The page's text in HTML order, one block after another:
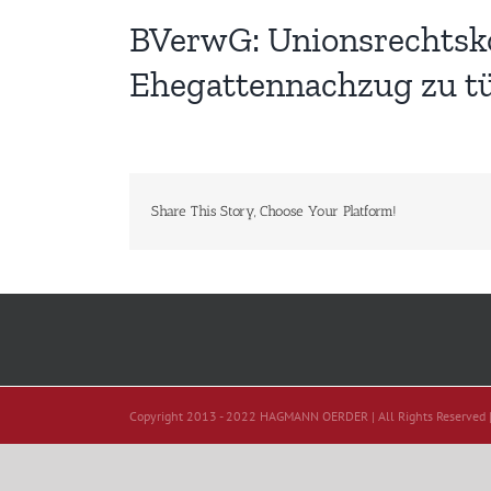
BVerwG:
Ehegattennachzug zu
Share This Story, Choose Your Platform!
Copyright 2013 - 2022 HAGMANN OERDER | All Rights Reserved |